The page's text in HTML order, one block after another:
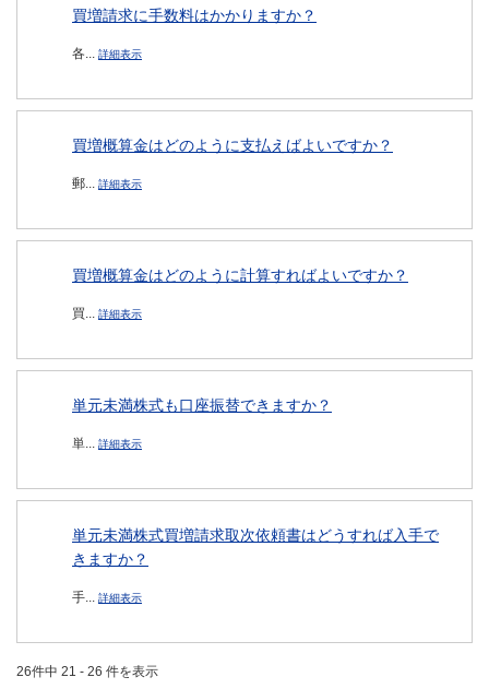
買増請求に手数料はかかりますか？
各... 詳細表示
買増概算金はどのように支払えばよいですか？
郵... 詳細表示
買増概算金はどのように計算すればよいですか？
買... 詳細表示
単元未満株式も口座振替できますか？
単... 詳細表示
単元未満株式買増請求取次依頼書はどうすれば入手で
きますか？
手... 詳細表示
26件中 21 - 26 件を表示